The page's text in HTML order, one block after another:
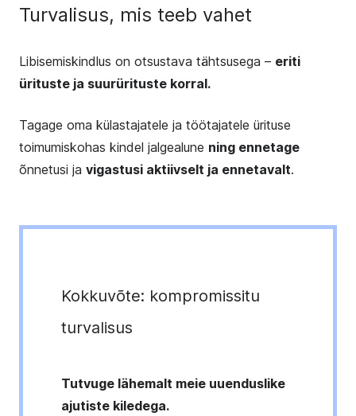
Turvalisus, mis teeb vahet
Libisemiskindlus on otsustava tähtsusega – eriti
ürituste ja suurürituste korral.
Tagage oma külastajatele ja töötajatele ürituse
toimumiskohas kindel jalgealune ning ennetage
õnnetusi ja vigastusi aktiivselt ja ennetavalt.
Kokkuvõte: kompromissitu
turvalisus
Tutvuge lähemalt meie uuenduslike
ajutiste kiledega.